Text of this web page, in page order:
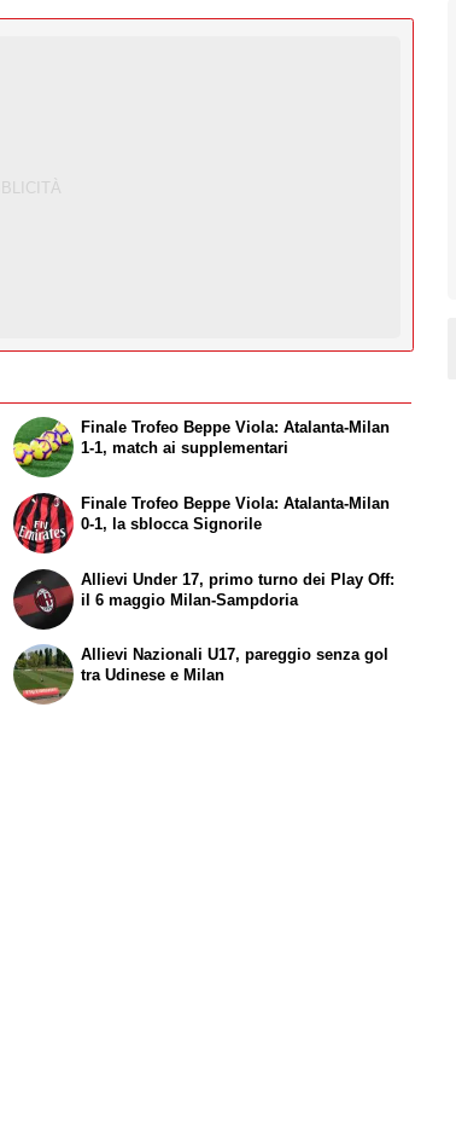
Finale Trofeo Beppe Viola: Atalanta-Milan
1-1, match ai supplementari
Finale Trofeo Beppe Viola: Atalanta-Milan
0-1, la sblocca Signorile
Allievi Under 17, primo turno dei Play Off:
il 6 maggio Milan-Sampdoria
Allievi Nazionali U17, pareggio senza gol
tra Udinese e Milan